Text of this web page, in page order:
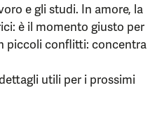
e gli studi. In amore, la
è il momento giusto per
piccoli conflitti: concentra
utili per i prossimi